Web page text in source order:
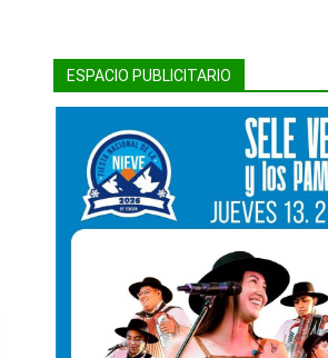
ESPACIO PUBLICITARIO